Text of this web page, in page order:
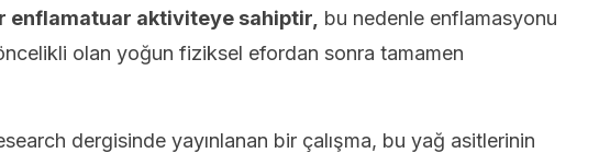
enflamatuar aktiviteye sahiptir, bu nedenle enflamasyonu
olan yoğun fiziksel efordan sonra tamamen
dergisinde yayınlanan bir çalışma, bu yağ asitlerinin